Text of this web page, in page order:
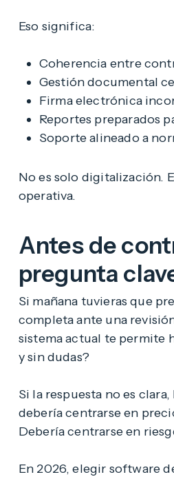
Eso significa:
Coherencia entre
Gestión documental
Firma electrónica
Reportes preparados
Soporte alineado a
No es solo digitalización.
operativa.
Antes de
pregunta
Si mañana tuvieras que
completa ante una
sistema actual te permite
y sin dudas?
Si la respuesta no es
debería centrarse en
Debería centrarse en
En 2026, elegir software